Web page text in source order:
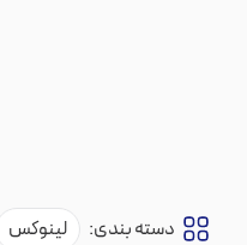
دسته بندی: لینوکس